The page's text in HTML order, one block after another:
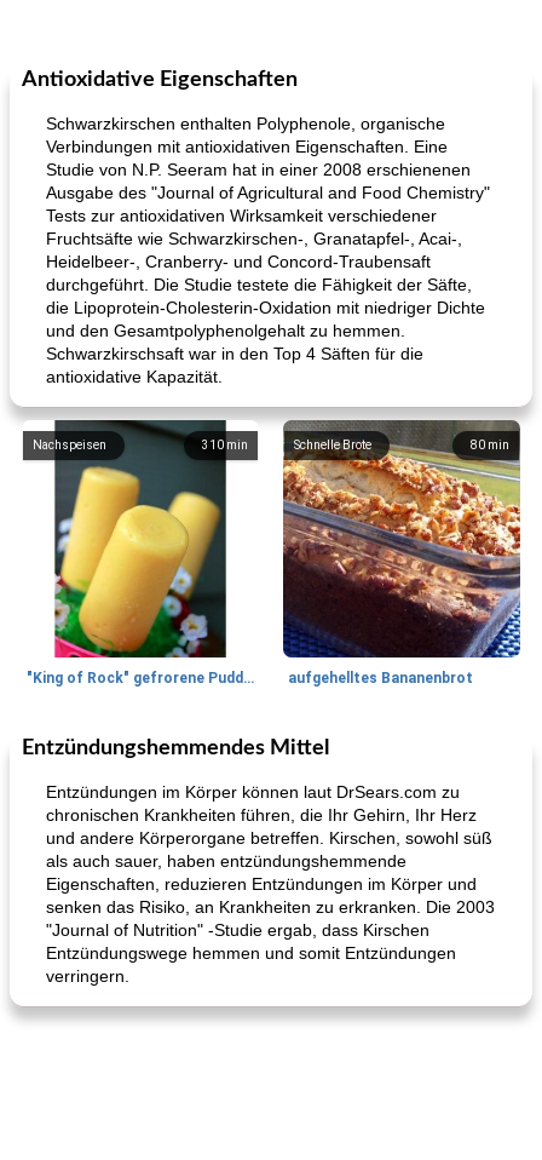
Antioxidative Eigenschaften
Schwarzkirschen enthalten Polyphenole, organische
Verbindungen mit antioxidativen Eigenschaften. Eine
Studie von N.P. Seeram hat in einer 2008 erschienenen
Ausgabe des "Journal of Agricultural and Food Chemistry"
Tests zur antioxidativen Wirksamkeit verschiedener
Fruchtsäfte wie Schwarzkirschen-, Granatapfel-, Acai-,
Heidelbeer-, Cranberry- und Concord-Traubensaft
durchgeführt. Die Studie testete die Fähigkeit der Säfte,
die Lipoprotein-Cholesterin-Oxidation mit niedriger Dichte
und den Gesamtpolyphenolgehalt zu hemmen.
Schwarzkirschsaft war in den Top 4 Säften für die
antioxidative Kapazität.
310 min
Nachspeisen
"King of Rock" gefrorene Pudding Pops
80 min
Schnelle Brote
aufgehelltes Bananenbrot
27min
Mittagessen / Snacks
Hühnchen, Süßkartoffelsuppe
Potluck Desserts
Entzündungshemmendes Mittel
Entzündungen im Körper können laut DrSears.com zu
chronischen Krankheiten führen, die Ihr Gehirn, Ihr Herz
und andere Körperorgane betreffen. Kirschen, sowohl süß
als auch sauer, haben entzündungshemmende
Eigenschaften, reduzieren Entzündungen im Körper und
senken das Risiko, an Krankheiten zu erkranken. Die 2003
"Journal of Nutrition" -Studie ergab, dass Kirschen
Entzündungswege hemmen und somit Entzündungen
verringern.